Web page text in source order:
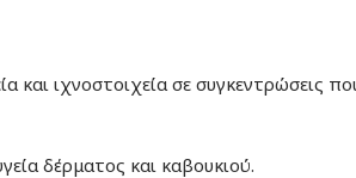
ιχνοστοιχεία σε συγκεντρώσεις
δέρματος και καβουκιού.